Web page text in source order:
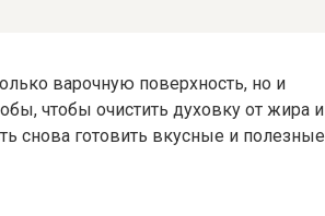
варочную поверхность, но и
чтобы очистить духовку от жира и
снова готовить вкусные и полезные